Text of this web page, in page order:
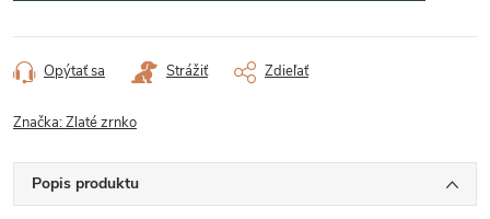
Opýtať sa Strážiť Zdieľať
Značka:Zlaté zrnko
Popis produktu